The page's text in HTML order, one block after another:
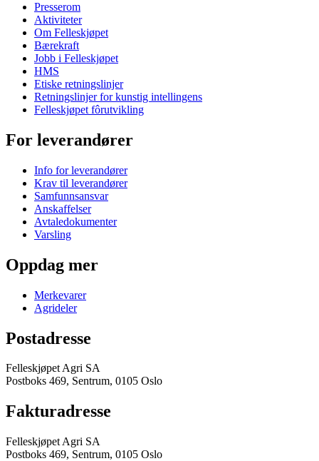
Presserom
Aktiviteter
Om Felleskjøpet
Bærekraft
Jobb i Felleskjøpet
HMS
Etiske retningslinjer
Retningslinjer for kunstig intellingens
Felleskjøpet fôrutvikling
For leverandører
Info for leverandører
Krav til leverandører
Samfunnsansvar
Anskaffelser
Avtaledokumenter
Varsling
Oppdag mer
Merkevarer
Agrideler
Postadresse
Felleskjøpet Agri SA
Postboks 469, Sentrum, 0105 Oslo
Fakturadresse
Felleskjøpet Agri SA
Postboks 469, Sentrum, 0105 Oslo